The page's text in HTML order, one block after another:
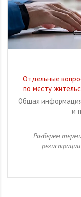
Отдельные
по месту
Общая
и
Разберем